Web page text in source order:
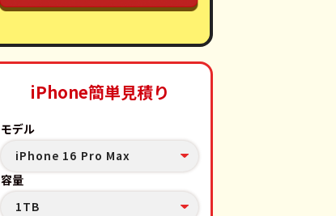
iPhone簡単見積り
モデル
iPhone 16 Pro Max
容量
1TB